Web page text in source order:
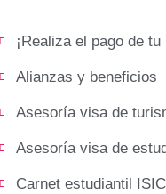
¡Realiza el pago de
Alianzas y beneficios
Asesoría visa de
Asesoría visa de
Carnet estudiantil ISIC